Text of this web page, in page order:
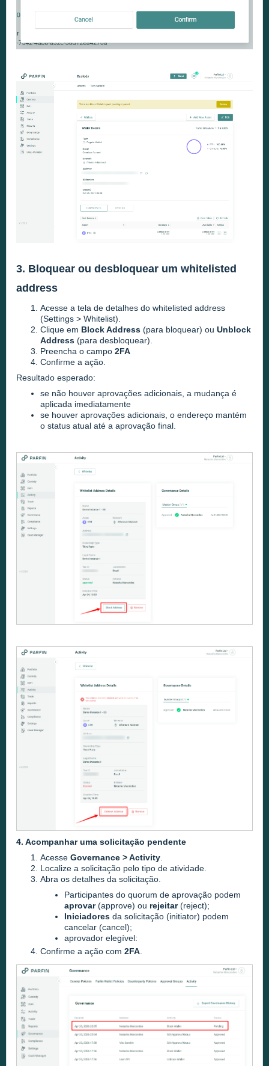
3. Bloquear ou desbloquear um whitelisted
address
Acesse a tela de detalhes do whitelisted address
(Settings > Whitelist).
Clique em Block Address (para bloquear) ou Unblock
Address (para desbloquear).
Preencha o campo 2FA
Confirme a ação.
Resultado esperado:
se não houver aprovações adicionais, a mudança é
aplicada imediatamente
se houver aprovações adicionais, o endereço mantém
o status atual até a aprovação final.
4. Acompanhar uma solicitação pendente
Acesse Governance > Activity
Localize a solicitação pelo tipo de atividade.
Abra os detalhes da solicitação.
Participantes do quorum de aprovação podem
aprovar(approve) ou rejeitar(reject);
Iniciadores da solicitação (initiator) podem
cancelar (cancel);
aprovador elegível:
Confirme a ação com 2FA